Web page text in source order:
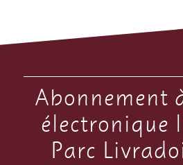
Abonnement
électronique
Parc